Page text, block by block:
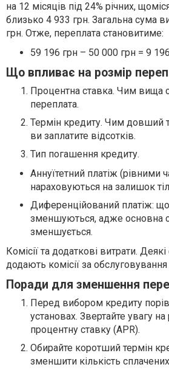
на 12 місяців під 24% річних,
близько 4 933 грн. Загальна сума
грн. Отже, переплата становитиме:
59 196 грн – 50 000 грн = 9
Що впливає на розмір
Процентна ставка. Чим вища
переплата.
Термін кредиту. Чим довший
ви заплатите відсотків.
Тип погашення кредиту.
Аннуїтетний платіж (рівними
нараховуються на залишок
Диференційований платіж:
зменшуються, адже основна
зменшується.
Комісії та додаткові витрати.
додають комісії за
Поради для зменшення
Перед вибором кредиту
установах. Звертайте увагу на
процентну ставку (APR).
Обирайте коротший термін
зменшити кількість сплачених